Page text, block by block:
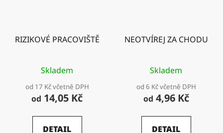
RIZIKOVÉ PRACOVIŠTĚ
Skladem
od 17 Kč včetně DPH
od 14,05 Kč
DETAIL
NEOTVÍREJ ZA CHODU
Skladem
od 6 Kč včetně DPH
od 4,96 Kč
DETAIL